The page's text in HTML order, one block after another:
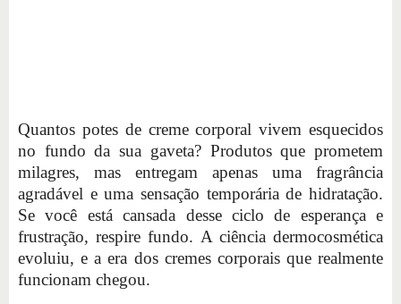
Quantos potes de creme corporal vivem esquecidos
no fundo da sua gaveta? Produtos que prometem
milagres, mas entregam apenas uma fragrância
agradável e uma sensação temporária de hidratação.
Se você está cansada desse ciclo de esperança e
frustração, respire fundo. A ciência dermocosmética
evoluiu, e a era dos cremes corporais que realmente
funcionam chegou.